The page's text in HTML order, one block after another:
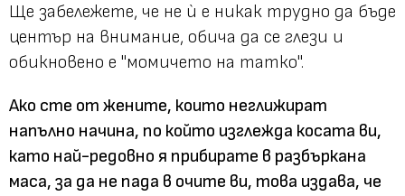
Ще забележете, че не ѝ е никак трудно да бъде
център на внимание, обича да се глези и
обикновено е "момичето на татко".
Ако сте от жените, които неглижират
напълно начина, по който изглежда косата ви,
като най-редовно я прибирате в разбъркана
маса, за да не пада в очите ви, това издава, че